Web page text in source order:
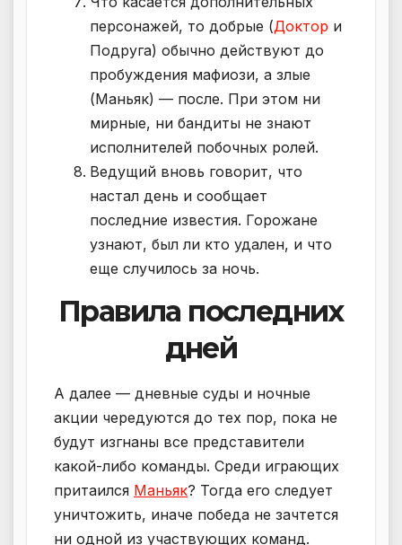
персонажей, то добрые (Доктор и
Подруга) обычно действуют до
пробуждения мафиози, а злые
(Маньяк) — после. При этом ни
мирные, ни бандиты не знают
исполнителей побочных ролей.
Ведущий вновь говорит, что
настал день и сообщает
последние известия. Горожане
узнают, был ли кто удален, и что
еще случилось за ночь.
Правила последних
дней
А далее — дневные суды и ночные
акции чередуются до тех пор, пока не
будут изгнаны все представители
какой-либо команды. Среди играющих
притаился Маньяк? Тогда его следует
уничтожить, иначе победа не зачтется
ни одной из участвующих команд.